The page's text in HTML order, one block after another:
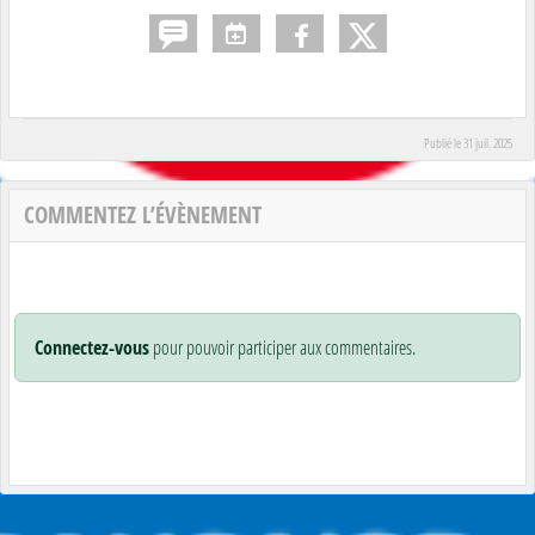
Publié le31 juil. 2025
COMMENTEZ L’ÉVÈNEMENT
Connectez-vouspour pouvoir participer aux commentaires.